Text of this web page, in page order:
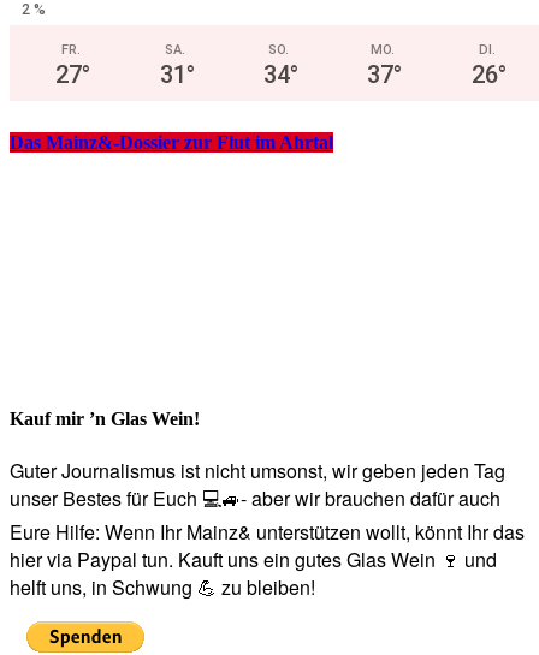
2 %
FR.
27°
SA.
31°
SO.
34°
MO.
37°
DI.
26°
Das Mainz&-Dossier zur Flut im Ahrtal
Kauf mir ’n Glas Wein!
Guter Journalismus ist nicht umsonst, wir geben jeden Tag
unser Bestes für Euch 💻🚙- aber wir brauchen dafür auch
Eure Hilfe: Wenn Ihr Mainz& unterstützen wollt, könnt Ihr das
hier via Paypal tun. Kauft uns ein gutes Glas Wein 🍷 und
helft uns, in Schwung 💪 zu bleiben!